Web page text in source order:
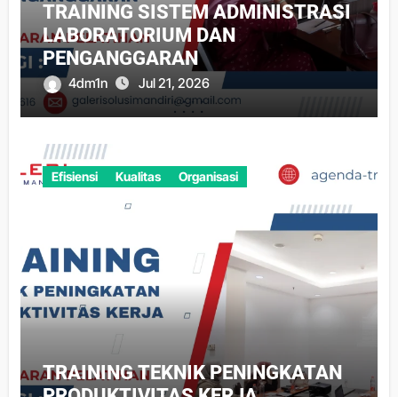
TRAINING SISTEM ADMINISTRASI
LABORATORIUM DAN
PENGANGGARAN
4dm1n Jul 21, 2026
Efisiensi Kualitas Organisasi
TRAINING TEKNIK PENINGKATAN